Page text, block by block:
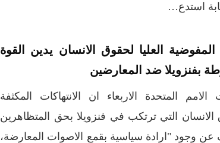
استدع…
المفوضية العليا لحقوق الانسان يدين القوة
بفنزويلا ضد المعارضين
الامم المتحدة الاربعاء ان الانتهاكات المكثفة
الانسان التي ترتكب في فنزويلا بحق المتظاهرين
وجود "ارادة سياسية بقمع الاصوات المعارضة،